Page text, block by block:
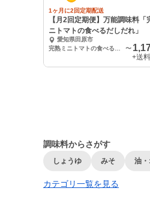
1ヶ月に2回定期配送
【月2回定期便】万能調味料「
ニトマトの食べるだしだれ」
愛知県田原市
〜
+送料
調味料からさがす
しょうゆ みそ 油
カテゴリ一覧を見る